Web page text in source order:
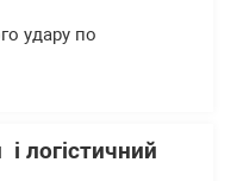
удару по
логістичний